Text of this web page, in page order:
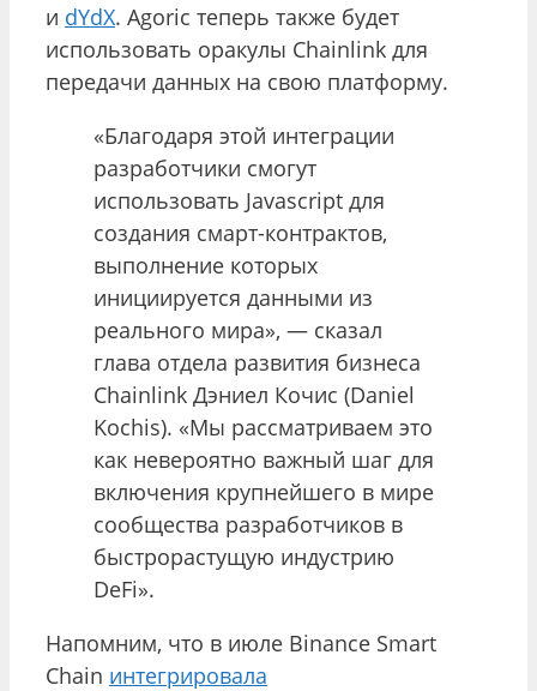
и dYdX. Agoric теперь также будет
использовать оракулы Chainlink для
передачи данных на свою платформу.
«Благодаря этой интеграции
разработчики смогут
использовать Javascript для
создания смарт-контрактов,
выполнение которых
инициируется данными из
реального мира», — сказал
глава отдела развития бизнеса
Chainlink Дэниел Кочис (Daniel
Kochis). «Мы рассматриваем это
как невероятно важный шаг для
включения крупнейшего в мире
сообщества разработчиков в
быстрорастущую индустрию
DeFi».
Напомним, что в июле Binance Smart
Chain интегрировала